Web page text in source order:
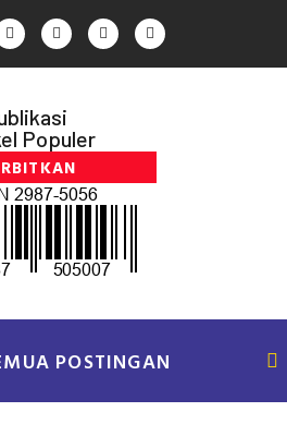
Populer
POSTINGAN